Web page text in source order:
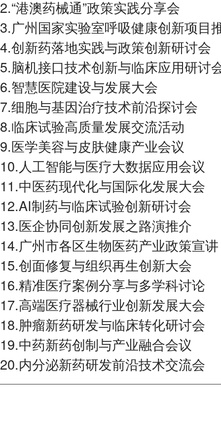
2.“港澳药械通”政策实践分享会
3.广州国家实验室呼吸健康创新项目
4.创新药落地实践与政策创新研讨会
5.脑机接口技术创新与临床应用研讨
6.智慧医院建设与发展大会
7.细胞与基因治疗技术前沿探讨会
8.临床试验高质量发展交流活动
9.医学美容与皮肤健康产业会议
10.人工智能与医疗大数据应用会议
11.中医药现代化与国际化发展大会
12.AI制药与临床试验创新研讨会
13.医企协同创新发展之路演推介
14.广州市各区生物医药产业政策宣讲
15.创面修复与组织再生创新大会
16.精准医疗案例分享与多学科讨论
17.高端医疗器械行业创新发展大会
18.肿瘤新药研发与临床转化研讨会
19.中药新药创制与产业融合会议
20.内分泌新药研发前沿技术交流会